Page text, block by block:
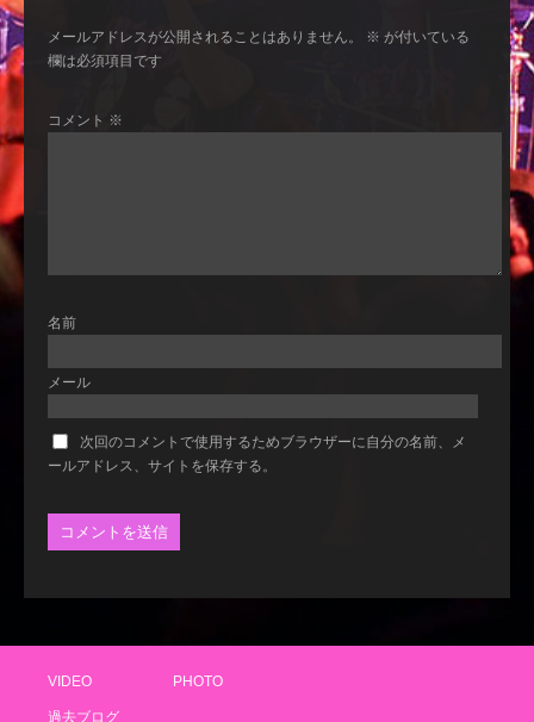
メールアドレスが公開されることはありません。 ※ が付いている
欄は必須項目です
コメント ※
名前
メール
次回のコメントで使用するためブラウザーに自分の名前、メ
ールアドレス、サイトを保存する。
VIDEO PHOTO
過去ブログ